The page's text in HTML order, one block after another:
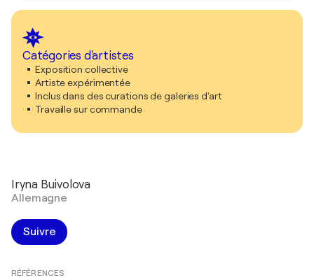
Catégories d'artistes
Exposition collective
Artiste expérimentée
Inclus dans des curations de galeries d'art
Travaille sur commande
Iryna Buivolova
Allemagne
Suivre
RÉFÉRENCES